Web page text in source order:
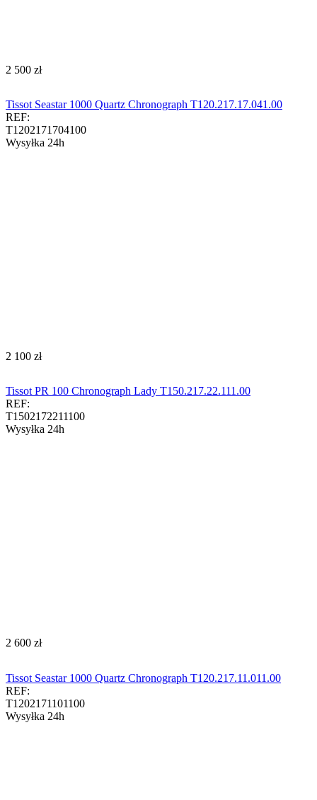
‍2 500‍ zł
Tissot Seastar 1000 Quartz Chronograph T120.217.17.041.00​​​
REF:
T1202171704100
Wysyłka 24h
‍2 100‍ zł
Tissot PR 100 Chronograph Lady T150.217.22.111.00
REF:
T1502172211100
Wysyłka 24h
‍2 600‍ zł
Tissot Seastar 1000 Quartz Chronograph T120.217.11.011.00​​​
REF:
T1202171101100
Wysyłka 24h